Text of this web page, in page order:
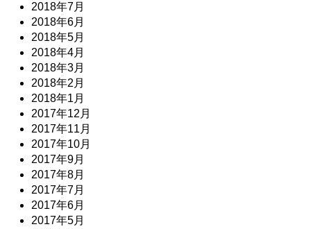
2018年7月
2018年6月
2018年5月
2018年4月
2018年3月
2018年2月
2018年1月
2017年12月
2017年11月
2017年10月
2017年9月
2017年8月
2017年7月
2017年6月
2017年5月